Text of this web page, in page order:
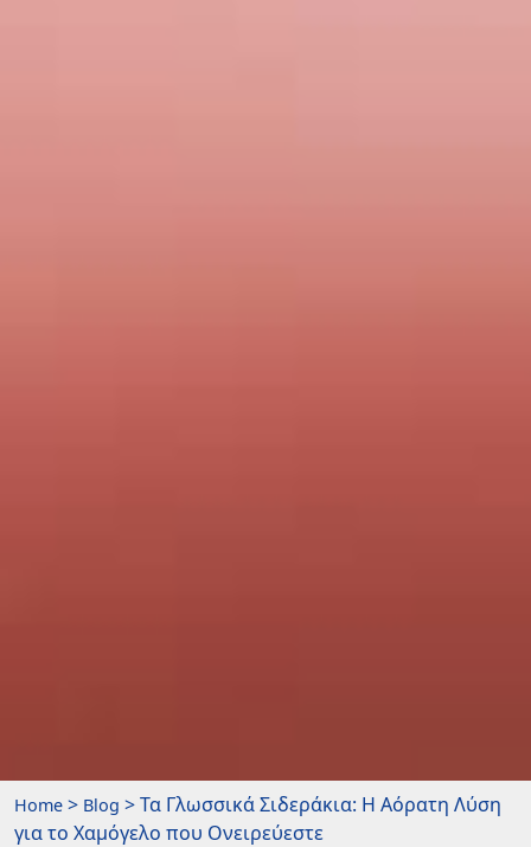
Home > Blog > Τα Γλωσσικά Σιδεράκια: Η Αόρατη Λύση
για το Χαμόγελο που Ονειρεύεστε